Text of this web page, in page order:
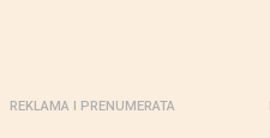
REKLAMA I PRENUMERATA